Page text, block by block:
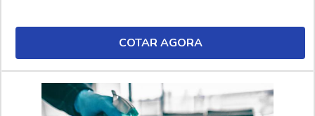
COTAR AGORA